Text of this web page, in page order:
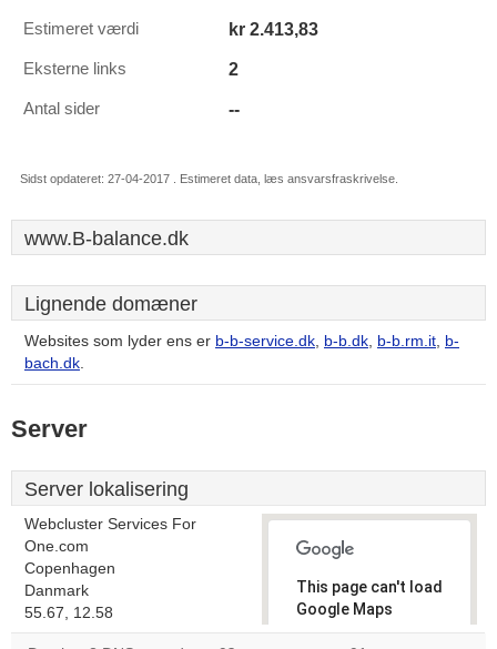
Estimeret værdi kr 2.413,83
Eksterne links 2
Antal sider --
Sidst opdateret: 27-04-2017 . Estimeret data, læs ansvarsfraskrivelse.
www.B-balance.dk
Lignende domæner
Websites som lyder ens er b-b-service.dk, b-b.dk, b-b.rm.it, b-
bach.dk.
Server
Server lokalisering
Webcluster Services For
One.com
Copenhagen
Danmark
55.67, 12.58
This page can't load
Google Maps
correctly.